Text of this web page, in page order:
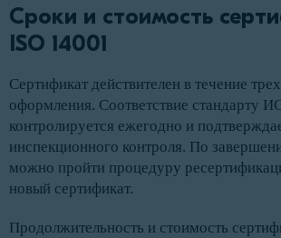
Сроки и стоимость
ISO 14001
Сертификат действителен в течение
оформления. Соответствие стандарту
контролируется ежегодно и
инспекционного контроля. По
можно пройти процедуру
новый сертификат.
Продолжительность и стоимость